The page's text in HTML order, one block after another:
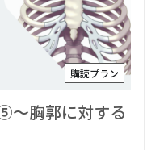
購読プラン
〜胸郭に対する